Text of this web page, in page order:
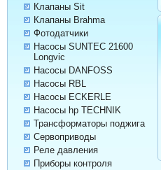
Клапаны Sit
Клапаны Brahma
Фотодатчики
Насосы SUNTEC 21600
Longvic
Насосы DANFOSS
Насосы RBL
Насосы ECKERLE
Насосы hp TECHNIK
Трансформаторы поджига
Сервоприводы
Реле давления
Приборы контроля